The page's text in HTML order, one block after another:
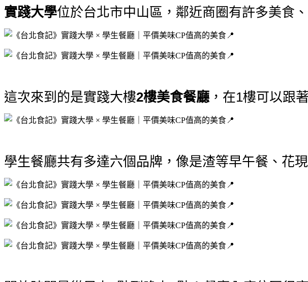
實踐大學位於台北市中山區，鄰近商圈有許多美食
這次來到的是實踐大樓2樓美食餐廳 ，在1樓可以跟
學生餐廳共有多達六個品牌，像是渣等早午餐、花